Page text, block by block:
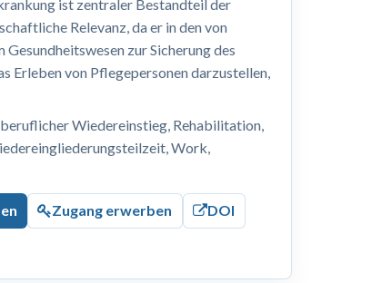
ist zentraler Bestandteil der
Relevanz, da er in den von
zur Sicherung des
Erleben von Pflegepersonen darzustellen,
Wiedereinstieg, Rehabilitation,
Work,
Zugang erwerben DOI